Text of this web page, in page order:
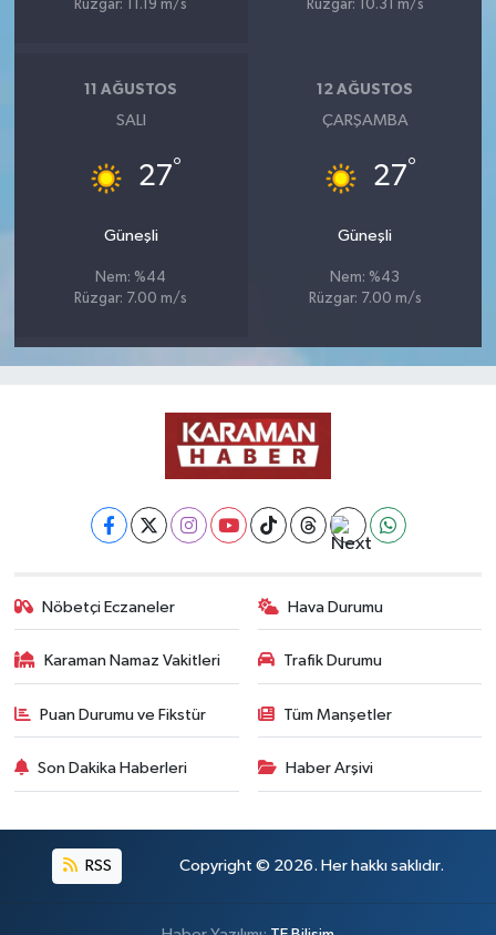
Rüzgar: 11.19 m/s
Rüzgar: 10.31 m/s
11 AĞUSTOS
SALI
27°
Güneşli
Nem: %44
Rüzgar: 7.00 m/s
12 AĞUSTOS
ÇARŞAMBA
27°
Güneşli
Nem: %43
Rüzgar: 7.00 m/s
Nöbetçi Eczaneler Hava Durumu
Karaman Namaz Vakitleri Trafik Durumu
Puan Durumu ve Fikstür Tüm Manşetler
Son Dakika Haberleri Haber Arşivi
RSS Copyright © 2026. Her hakkı saklıdır.